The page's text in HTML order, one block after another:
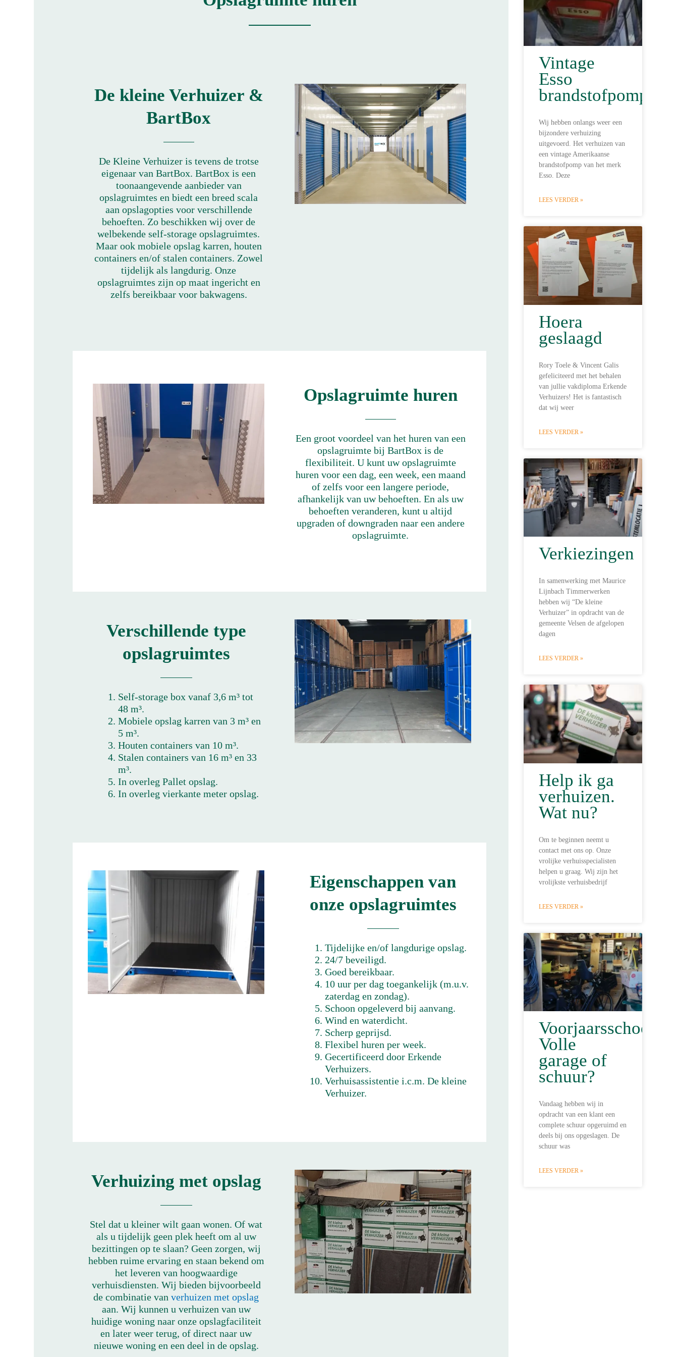
De kleine Verhuizer &
BartBox
De Kleine Verhuizer is tevens de trotse
eigenaar van BartBox. BartBox is een
toonaangevende aanbieder van
opslagruimtes en biedt een breed scala
aan opslagopties voor verschillende
behoeften. Zo beschikken wij over de
welbekende self-storage opslagruimtes.
Maar ook mobiele opslag karren, houten
containers en/of stalen containers. Zowel
tijdelijk als langdurig. Onze
opslagruimtes zijn op maat ingericht en
zelfs bereikbaar voor bakwagens.
Opslagruimte huren
Een groot voordeel van het huren van een
opslagruimte bij BartBox is de
flexibiliteit. U kunt uw opslagruimte
huren voor een dag, een week, een maand
of zelfs voor een langere periode,
afhankelijk van uw behoeften. En als uw
behoeften veranderen, kunt u altijd
upgraden of downgraden naar een andere
opslagruimte.
Verschillende type
opslagruimtes
Self-storage box vanaf 3,6 m³ tot
48 m³.
Mobiele opslag karren van 3 m³ en
5 m³.
Houten containers van 10 m³.
Stalen containers van 16 m³ en 33
m³.
In overleg Pallet opslag.
In overleg vierkante meter opslag.
Eigenschappen van
onze opslagruimtes
Tijdelijke en/of langdurige opslag.
24/7 beveiligd.
Goed bereikbaar.
10 uur per dag toegankelijk (m.u.v.
zaterdag en zondag).
Schoon opgeleverd bij aanvang.
Wind en waterdicht.
Scherp geprijsd.
Flexibel huren per week.
Gecertificeerd door Erkende
Verhuizers.
Verhuisassistentie i.c.m. De kleine
Verhuizer.
Verhuizing met opslag
Stel dat u kleiner wilt gaan wonen. Of wat
als u tijdelijk geen plek heeft om al uw
bezittingen op te slaan? Geen zorgen, wij
hebben ruime ervaring en staan bekend om
het leveren van hoogwaardige
verhuisdiensten. Wij bieden bijvoorbeeld
de combinatie vanverhuizen met opslag
aan. Wij kunnen u verhuizen van uw
huidige woning naar onze opslagfaciliteit
en later weer terug, of direct naar uw
nieuwe woning en een deel in de opslag.
Vintage
Esso
brandstofpomp
Wij hebben onlangs weer een
bijzondere verhuizing
uitgevoerd. Het verhuizen van
een vintage Amerikaanse
brandstofpomp van het merk
Esso. Deze
LEES VERDER »
Hoera
geslaagd
Rory Toele & Vincent Galis
gefeliciteerd met het behalen
van jullie vakdiploma Erkende
Verhuizers! Het is fantastisch
dat wij weer
LEES VERDER »
Verkiezingen
In samenwerking met Maurice
Lijnbach Timmerwerken
hebben wij “De kleine
Verhuizer” in opdracht van de
gemeente Velsen de afgelopen
dagen
LEES VERDER »
Help ik ga
verhuizen.
Wat nu?
Om te beginnen neemt u
contact met ons op. Onze
vrolijke verhuisspecialisten
helpen u graag. Wij zijn het
vrolijkste verhuisbedrijf
LEES VERDER »
Volle
garage of
schuur?
Vandaag hebben wij in
opdracht van een klant een
complete schuur opgeruimd en
deels bij ons opgeslagen. De
schuur was
LEES VERDER »